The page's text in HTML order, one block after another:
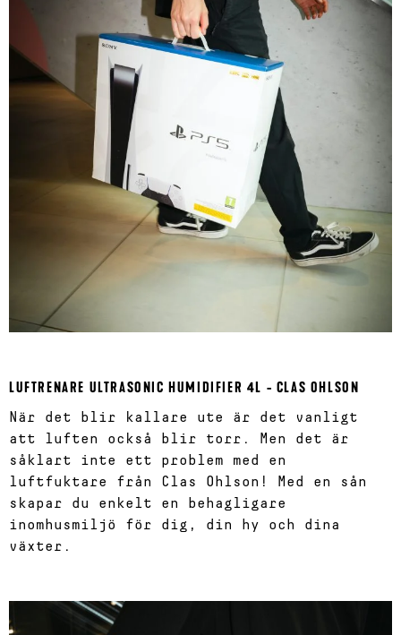
LUFTRENARE ULTRASONIC HUMIDIFIER 4L - CLAS OHLSON
När det blir kallare ute är det vanligt
att luften också blir torr. Men det är
såklart inte ett problem med en
luftfuktare från Clas Ohlson! Med en sån
skapar du enkelt en behagligare
inomhusmiljö för dig, din hy och dina
växter.